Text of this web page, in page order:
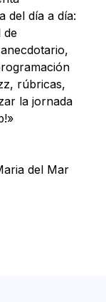
del día a día:
de
rúbricas,
la jornada
del Mar